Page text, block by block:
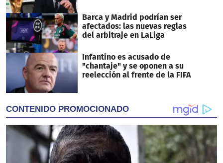
Barca y Madrid podrían ser
afectados: las nuevas reglas
del arbitraje en LaLiga
Infantino es acusado de
"chantaje" y se oponen a su
reelección al frente de la FIFA